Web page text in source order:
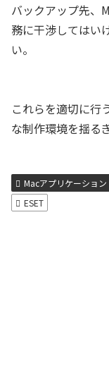
バックアップ先、
務に干渉してはい
い。
これらを適切に行
な制作環境を揺る
Macアプリケーション
ESET